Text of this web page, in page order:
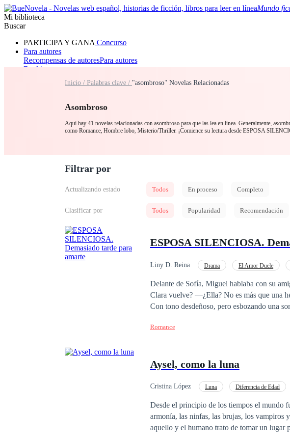
Mundo
Mi biblioteca
Buscar
PARTICIPA Y GANA Concurso
Para autores
Recompensas de autoresPara autores
Ranking
RomanceHombre lobo
Inicio / Palabras clave / "asombroso" Novelas Relacionadas
Asombroso
Aquí hay 41 novelas relacionadas con asombroso para que las lea en línea. Generalmente,
como Romance, Hombre lobo, Misterio/Thriller. ¡Comience su lectura desde ESPOSA
Filtrar por
Actualizando estado Todos En proceso Completo
Clasificar por Todos Popularidad Recomendación
ESPOSA SILENCIOSA.
Liny D. Reina Drama El Amor Duele
Delante de Sofía, Miguel hablaba con su
Clara vuelve? —¿Ella? No es más que una
Con tono desdeñoso, pero esbozando una
destrozada... pero pronto tomó una
siembra flores, tomada de la mano de un
carreras internacional… sino también su
Romance
Aysel, como la luna
Cristina López Luna Diferencia de Edad
Desde el principio de los tiempos el mundo
armonía, las ninfas, las brujas, los vampiros
aquello y el humano trato de tomar un lugar